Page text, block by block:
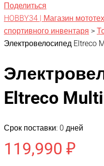
Поделиться
HOBBY34 | Магазин
спортивного инвентаря >
Электровелосипед Eltreco
Eltreco
Срок поставки: 0 дней
119,990 ₽